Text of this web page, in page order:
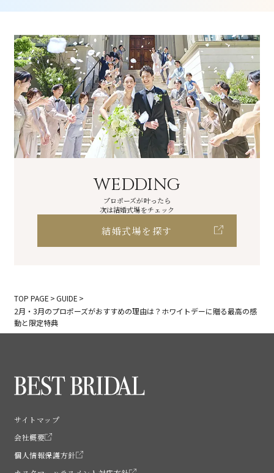
WEDDING
プロポーズが叶ったら
次は結婚式場をチェック
結婚式場を探す
TOP PAGE
GUIDE
2月・3月のプロポーズがおすすめの理由は？ホワイトデーに贈る最高の感
動と限定特典
サイトマップ
会社概要
個人情報保護方針